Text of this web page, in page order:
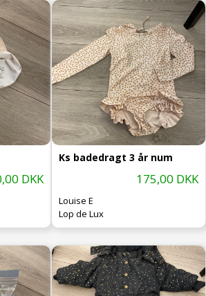
DKK
Ks badedragt 3 år num
175,00 DKK
Louise E
Lop de Lux